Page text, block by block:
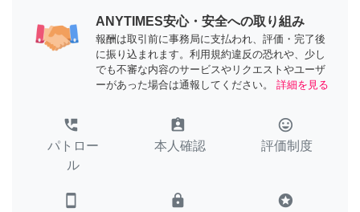
ANYTIMES安心・安全への取り組み
報酬は取引前に事務局に支払われ、評価・完了後
に振り込まれます。利用規約違反の恐れや、少し
でも不審な内容のサービスやリクエストやユーザ
ーがあった場合は通報してください。
詳細を見る
perm_phone_msg
パトロー
ル
assignment_ind
本人確認
tag_faces
評価制度
smartphone lock stars